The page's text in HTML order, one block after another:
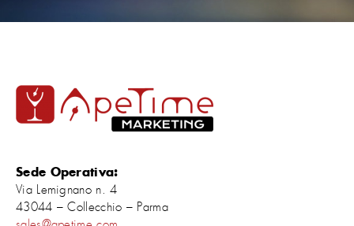
Sede Operativa:
Via Lemignano n. 4
43044 – Collecchio – Parma